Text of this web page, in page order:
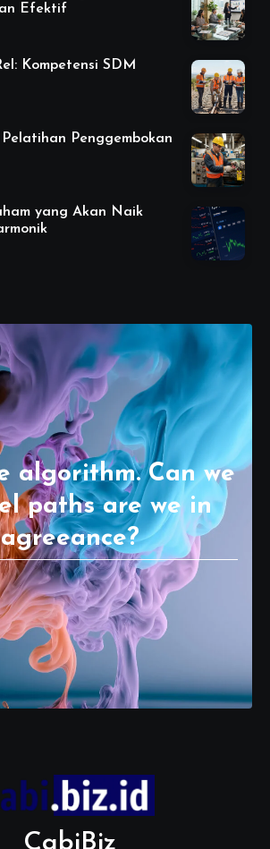
Efektif
Kompetensi SDM
Pelatihan Penggembokan
yang Akan Naik
algorithm. Can we
paths are we in
agreeance?
CabiBiz